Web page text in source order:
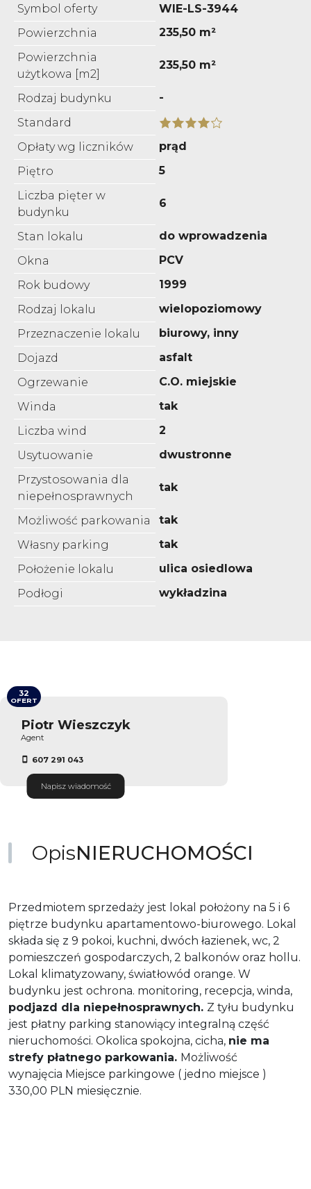
Symbol oferty
WIE-LS-3944
Powierzchnia
235,50 m²
Powierzchnia
użytkowa [m2]
235,50 m²
Rodzaj budynku
-
Standard
Opłaty wg liczników
prąd
Piętro
5
Liczba pięter w
budynku
6
Stan lokalu
do wprowadzenia
Okna
PCV
Rok budowy
1999
Rodzaj lokalu
wielopoziomowy
Przeznaczenie lokalu
biurowy, inny
Dojazd
asfalt
Ogrzewanie
C.O. miejskie
Winda
tak
Liczba wind
2
Usytuowanie
dwustronne
Przystosowania dla
niepełnosprawnych
tak
Możliwość parkowania
tak
Własny parking
tak
Położenie lokalu
ulica osiedlowa
Podłogi
wykładzina
Piotr Wieszczyk
Agent
607 291 043
Napisz wiadomość
32
OFERT
OpisNIERUCHOMOŚCI
Przedmiotem sprzedaży jest lokal położony na 5 i 6
piętrze budynku apartamentowo-biurowego. Lokal
składa się z 9 pokoi, kuchni, dwóch łazienek, wc, 2
pomieszczeń gospodarczych, 2 balkonów oraz hollu.
Lokal klimatyzowany, światłowód orange. W
budynku jest ochrona. monitoring, recepcja, winda,
podjazd dla niepełnosprawnych. Z tyłu budynku
jest płatny parking stanowiący integralną część
nieruchomości. Okolica spokojna, cicha, nie ma
strefy płatnego parkowania. Możliwość
wynajęcia Miejsce parkingowe ( jedno miejsce )
330,00 PLN miesięcznie.